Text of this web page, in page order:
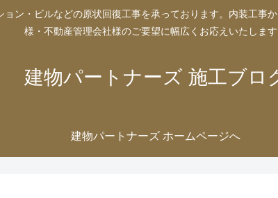
ン・ビルなどの原状回復工事を承っております。内装工事
様・不動産管理会社様のご要望に幅広くお応えいたします
建物パートナーズ 施工ブロ
建物パートナーズ ホームページへ